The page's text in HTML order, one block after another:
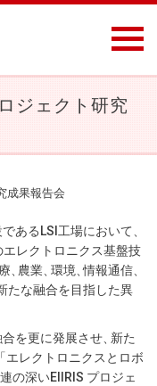
ジェクト研究
成果報告会
あるLSI工場において
レクトロニクス基盤技
農業 環境 、情報通信
たな融合を目指した異
を更に発展させ
新た
「エレクトロニクスとロボ
の深いEIIRIS プロジェ